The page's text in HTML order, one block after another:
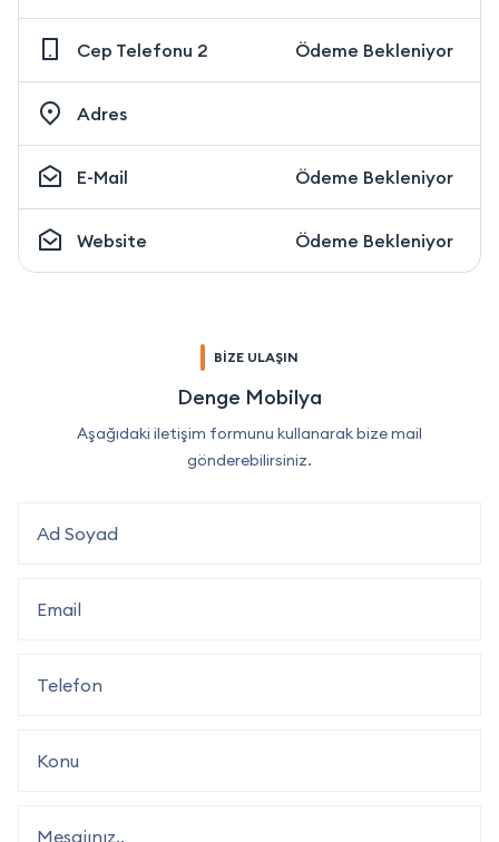
Cep Telefonu 2 Ödeme Bekleniyor
Adres
E-Mail Ödeme Bekleniyor
Website Ödeme Bekleniyor
BİZE ULAŞIN
Denge Mobilya
Aşağıdaki iletişim formunu kullanarak bize mail
gönderebilirsiniz.